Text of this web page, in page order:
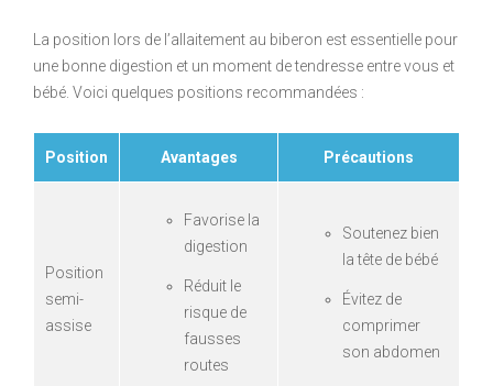
La position lors de l’allaitement au biberon est essentielle pour
une bonne digestion et un moment de tendresse entre vous et
bébé. Voici quelques positions recommandées :
Position Avantages Précautions
Position
semi-
assise
Favorise la
digestion
Réduit le
risque de
fausses
routes
Soutenez bien
la tête de bébé
Évitez de
comprimer
son abdomen